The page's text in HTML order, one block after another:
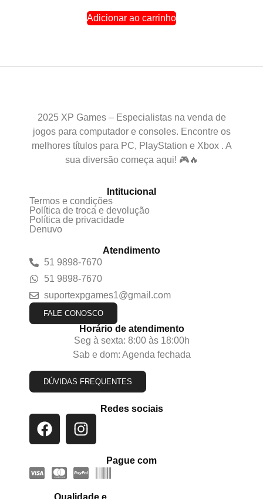
Adicionar ao carrinho
2025 XP Games – Especialistas na venda de
jogos para computador e consoles. Encontre os
melhores títulos para PC, PlayStation e Xbox . A
sua diversão começa aqui! 🎮🔥
Intitucional
Termos e condições
Política de troca e devolução
Política de privacidade
Denuvo
Atendimento
51 9898-7670
51 9898-7670
suportexpgames1@gmail.com
FALE CONOSCO
Horário de atendimento
Seg à sexta: 8:00 às 18:00h
Sab e dom: Agenda fechada
DÚVIDAS FREQUENTES
Redes sociais
Pague com
Qualidade e